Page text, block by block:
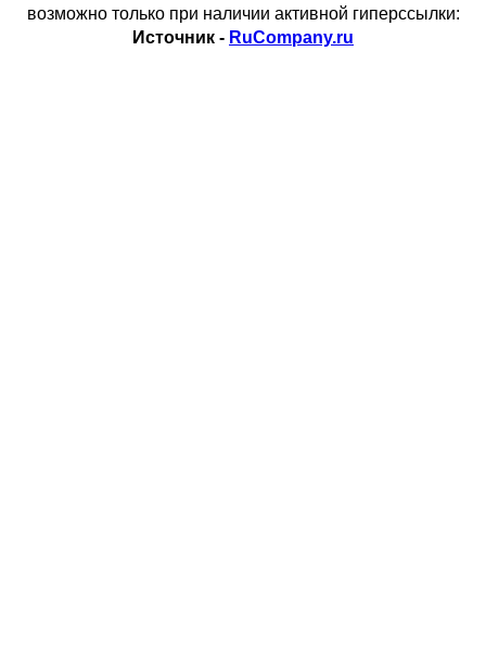
возможно только при наличии активной гиперссылки:
Источник - RuCompany.ru